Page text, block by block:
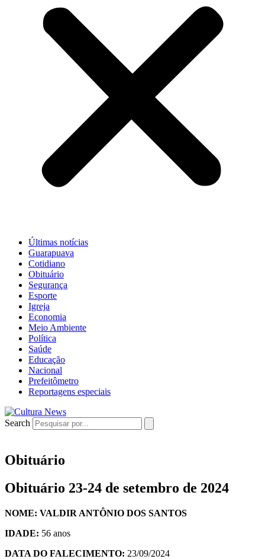
Últimas notícias
Guarapuava
Cotidiano
Obituário
Segurança
Esporte
Igreja
Economia
Meio Ambiente
Política
Saúde
Educação
Nacional
Prefeitômetro
Reportagens especiais
Search
Obituário
Obituário 23-24 de setembro de 2024
NOME: VALDIR ANTÔNIO DOS SANTOS
IDADE: 56 anos
DATA DO FALECIMENTO: 23/09/2024